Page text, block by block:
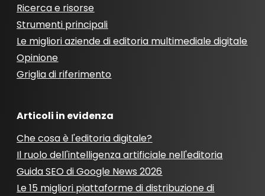
Ricerca e risorse
Strumenti principali
Le migliori aziende di editoria multimediale digitale
Opinione
Griglia di riferimento
Articoli in evidenza
Che cosa è l'editoria digitale?
Il ruolo dell'intelligenza artificiale nell'editoria
Guida SEO di Google News 2026
Le 15 migliori piattaforme di distribuzione di